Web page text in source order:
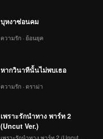
บุหงาซ่อนคม
ความรัก · ย้อนยุค
หากวินาทีนั้นไม่พบเธอ
ความรัก · ดราม่า
เพราะรักนำทาง พาร์ท 2
(Uncut Ver.)